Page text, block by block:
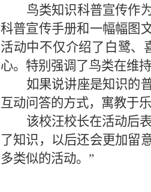
鸟类知识科普宣传作
科普宣传手册和 一幅幅 图
活动中不仅介绍了 白鹭、
心。特别强调了鸟类在维
如果说讲座是知识的
互动问答的方式，寓教于乐
该校汪校长在活动后表
了知识， 以后还会更加留
多类似的活动。 ”